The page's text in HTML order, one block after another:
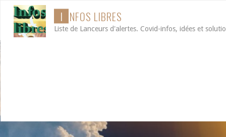
Aller
contenu
I NFOS L IBRES
Liste de Lanceurs d'alertes. Covid-infos, idées et